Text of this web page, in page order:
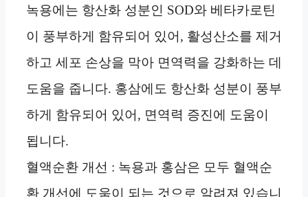
녹용에는 항산화 성분인 SOD와 베타카로틴
이 풍부하게 함유되어 있어, 활성산소를 제거
하고 세포 손상을 막아 면역력을 강화하는 데
도움을 줍니다. 홍삼에도 항산화 성분이 풍부
하게 함유되어 있어, 면역력 증진에 도움이
됩니다.
혈액순환 개선 : 녹용과 홍삼은 모두 혈액순
환 개선에 도움이 되는 것으로 알려져 있습니